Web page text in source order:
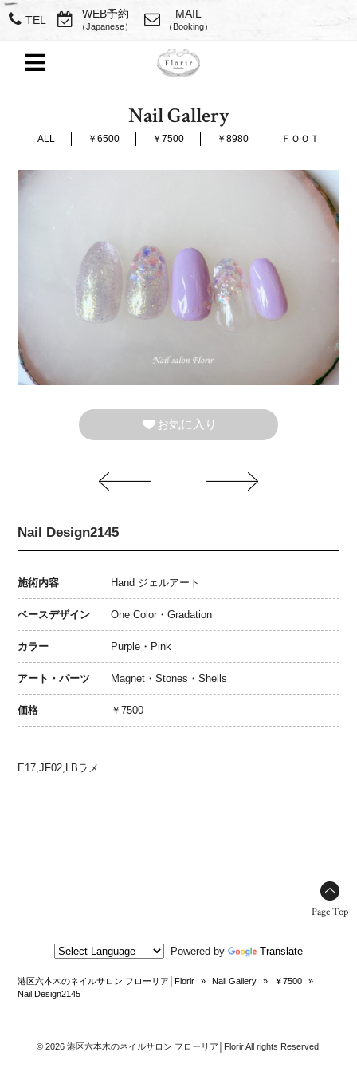
TEL WEB予約
（Japanese）
MAIL
（Booking）
Nail Gallery
ALL ￥6500 ￥7500 ￥8980 ＦＯＯＴ
お気に入り
Nail Design2145
施術内容 Hand ジェルアート
ベースデザイン One Color・Gradation
カラー Purple・Pink
アート・パーツ Magnet・Stones・Shells
価格 ￥7500
E17,JF02,LBラメ
Page Top
Powered by Translate
港区六本木のネイルサロン フローリア│Florir » Nail Gallery » ￥7500
»
Nail Design2145
© 2026 港区六本木のネイルサロン フローリア│Florir All rights Reserved.